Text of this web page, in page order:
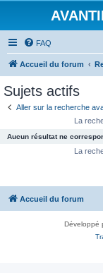
FAQ
Accueil du forum
Sujets actifs
Aller sur la recherche
La
Aucun résultat ne
La
Accueil du forum
Développé